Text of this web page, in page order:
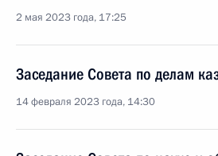
2 мая 2023 года, 17:25
Заседание Совета по делам
14 февраля 2023 года, 14:30